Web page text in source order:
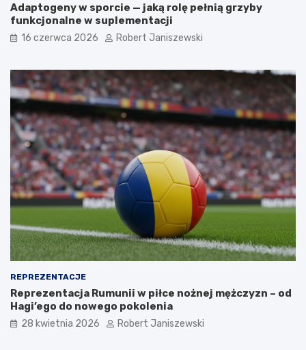
Adaptogeny w sporcie — jaką rolę pełnią grzyby
funkcjonalne w suplementacji
16 czerwca 2026 Robert Janiszewski
REPREZENTACJE
Reprezentacja Rumunii w piłce nożnej mężczyzn – od
Hagi’ego do nowego pokolenia
28 kwietnia 2026 Robert Janiszewski